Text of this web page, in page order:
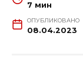
7 мин
ОПУБЛИКОВАНО
08.04.2023